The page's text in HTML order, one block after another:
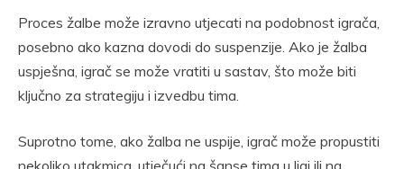
Proces žalbe može izravno utjecati na podobnost igrača,
posebno ako kazna dovodi do suspenzije. Ako je žalba
uspješna, igrač se može vratiti u sastav, što može biti
ključno za strategiju i izvedbu tima.
Suprotno tome, ako žalba ne uspije, igrač može propustiti